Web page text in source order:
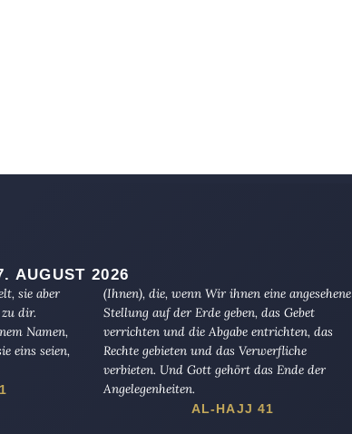
AUGUST 2026
sie aber
dir.
Namen,
eins seien,
(Ihnen), die, wenn Wir ihnen eine angesehene
Stellung auf der Erde geben, das Gebet
verrichten und die Abgabe entrichten, das
Rechte gebieten und das Verwerfliche
verbieten. Und Gott gehört das Ende der
Angelegenheiten.
AL-HAJJ 41